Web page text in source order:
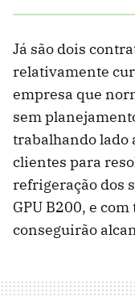
Já são dois
relativamente
empresa que
sem
trabalhando lado
clientes para
refrigeração dos
GPU B200, e
conseguirão